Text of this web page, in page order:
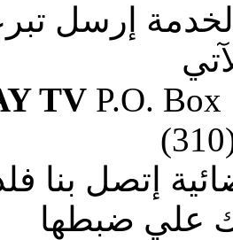
إرسل
TVP.O. Box
إتصل بنا
علي ضبطها